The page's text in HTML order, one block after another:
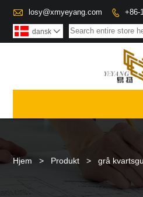
 losy@xmyeyang.com  +86-
dansk 
Hjem > Produkt > grå